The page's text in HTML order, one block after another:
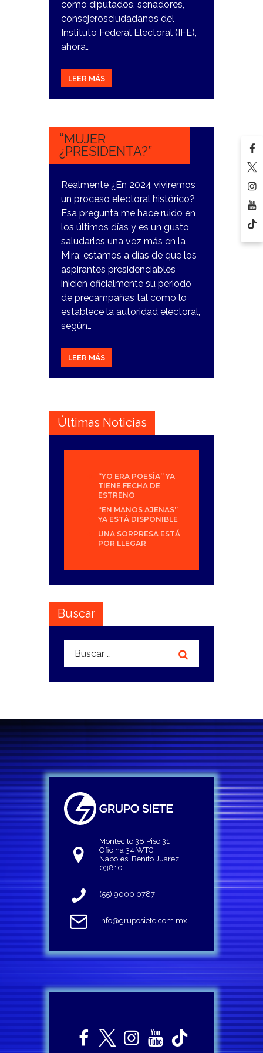
como diputados, senadores,
consejerosciudadanos del
Instituto Federal Electoral (IFE),
ahora…
LEER MÁS
13
“MUJER
¿PRESIDENTA?”
Realmente ¿En 2024 viviremos
un proceso electoral histórico?
Esa pregunta me hace ruido en
los últimos días y es un gusto
saludarles una vez más en la
Mira; estamos a días de que los
aspirantes presidenciables
inicien oficialmente su periodo
de precampañas tal como lo
establece la autoridad electoral,
según…
LEER MÁS
Últimas Noticias
“YO ERA POESÍA” YA
TIENE FECHA DE
ESTRENO
“EN MANOS AJENAS”
YA ESTÁ DISPONIBLE
UNA SORPRESA ESTÁ
POR LLEGAR
Buscar
Buscar:
Montecito 38 Piso 31
Oficina 34 WTC
Napoles, Benito Juárez
03810
(55) 9000 0787
info@gruposiete.com.mx